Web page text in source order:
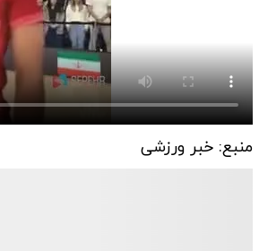
منبع: خبر ورزشی